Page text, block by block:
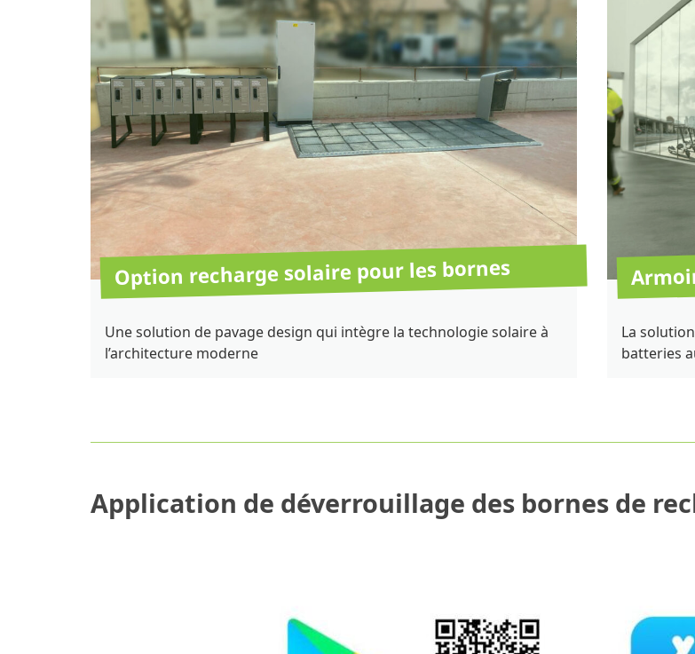
Option recharge solaire pour les bornes
Une solution de pavage design qui intègre la technologie solaire à
l’architecture moderne
La
batteries
Application de déverrouillage des bornes de